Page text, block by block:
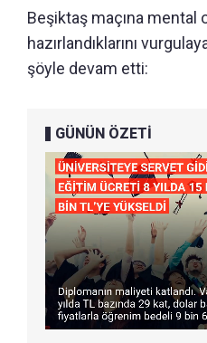
Beşiktaş maçına mental
hazırlandıklarını
şöyle devam etti:
GÜNÜN ÖZETİ